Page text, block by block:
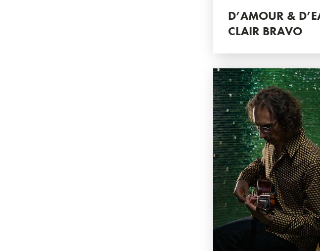
D’AMOUR &
CLAIR BRAVO